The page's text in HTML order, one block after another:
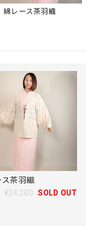
綿レース茶羽織
茶羽織
¥24,200 SOLD OUT